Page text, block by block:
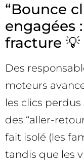
“Bounce
engagées
fracture 💡
Des
moteurs
les clics
des “aller-
fait isolé (les
tandis que les